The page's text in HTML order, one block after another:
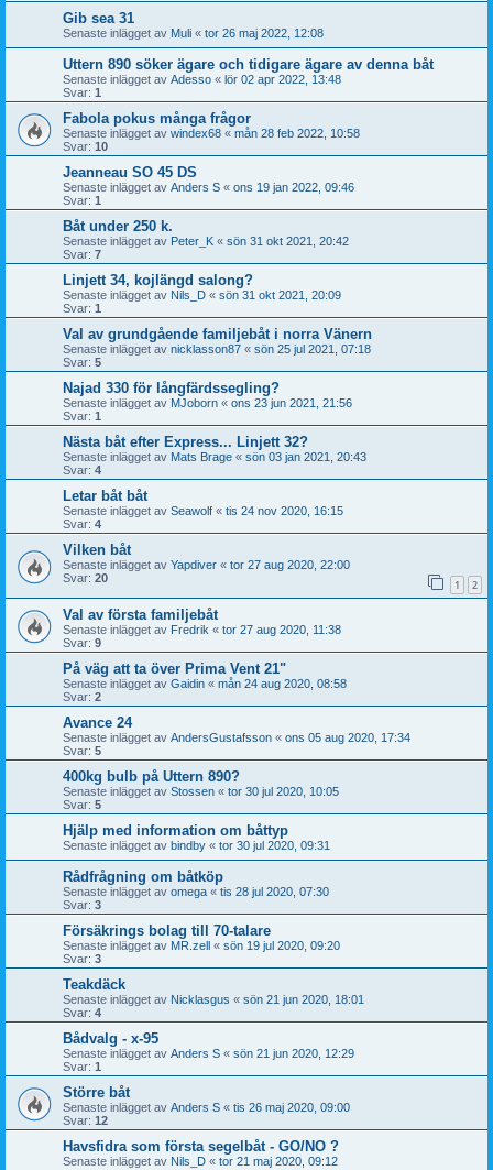
Gib sea 31
Senaste inlägget av Muli « tor 26 maj 2022, 12:08
Uttern 890 söker ägare och tidigare ägare av denna båt
Senaste inlägget av Adesso « lör 02 apr 2022, 13:48
Svar: 1
Fabola pokus många frågor
Senaste inlägget av windex68 « mån 28 feb 2022, 10:58
Svar: 10
Jeanneau SO 45 DS
Senaste inlägget av Anders S « ons 19 jan 2022, 09:46
Svar: 1
Båt under 250 k.
Senaste inlägget av Peter_K « sön 31 okt 2021, 20:42
Svar: 7
Linjett 34, kojlängd salong?
Senaste inlägget av Nils_D « sön 31 okt 2021, 20:09
Svar: 1
Val av grundgående familjebåt i norra Vänern
Senaste inlägget av nicklasson87 « sön 25 jul 2021, 07:18
Svar: 5
Najad 330 för långfärdssegling?
Senaste inlägget av MJoborn « ons 23 jun 2021, 21:56
Svar: 1
Nästa båt efter Express... Linjett 32?
Senaste inlägget av Mats Brage « sön 03 jan 2021, 20:43
Svar: 4
Letar båt båt
Senaste inlägget av Seawolf « tis 24 nov 2020, 16:15
Svar: 4
Vilken båt
Senaste inlägget av Yapdiver « tor 27 aug 2020, 22:00
Svar: 20 1 2
Val av första familjebåt
Senaste inlägget av Fredrik « tor 27 aug 2020, 11:38
Svar: 9
På väg att ta över Prima Vent 21"
Senaste inlägget av Gaidin « mån 24 aug 2020, 08:58
Svar: 2
Avance 24
Senaste inlägget av AndersGustafsson « ons 05 aug 2020, 17:34
Svar: 5
400kg bulb på Uttern 890?
Senaste inlägget av Stossen « tor 30 jul 2020, 10:05
Svar: 5
Hjälp med information om båttyp
Senaste inlägget av bindby « tor 30 jul 2020, 09:31
Rådfrågning om båtköp
Senaste inlägget av omega « tis 28 jul 2020, 07:30
Svar: 3
Försäkrings bolag till 70-talare
Senaste inlägget av MR.zell « sön 19 jul 2020, 09:20
Svar: 3
Teakdäck
Senaste inlägget av Nicklasgus « sön 21 jun 2020, 18:01
Svar: 4
Bådvalg - x-95
Senaste inlägget av Anders S « sön 21 jun 2020, 12:29
Svar: 1
Större båt
Senaste inlägget av Anders S « tis 26 maj 2020, 09:00
Svar: 12
Havsfidra som första segelbåt - GO/NO ?
Senaste inlägget av Nils_D « tor 21 maj 2020, 09:12